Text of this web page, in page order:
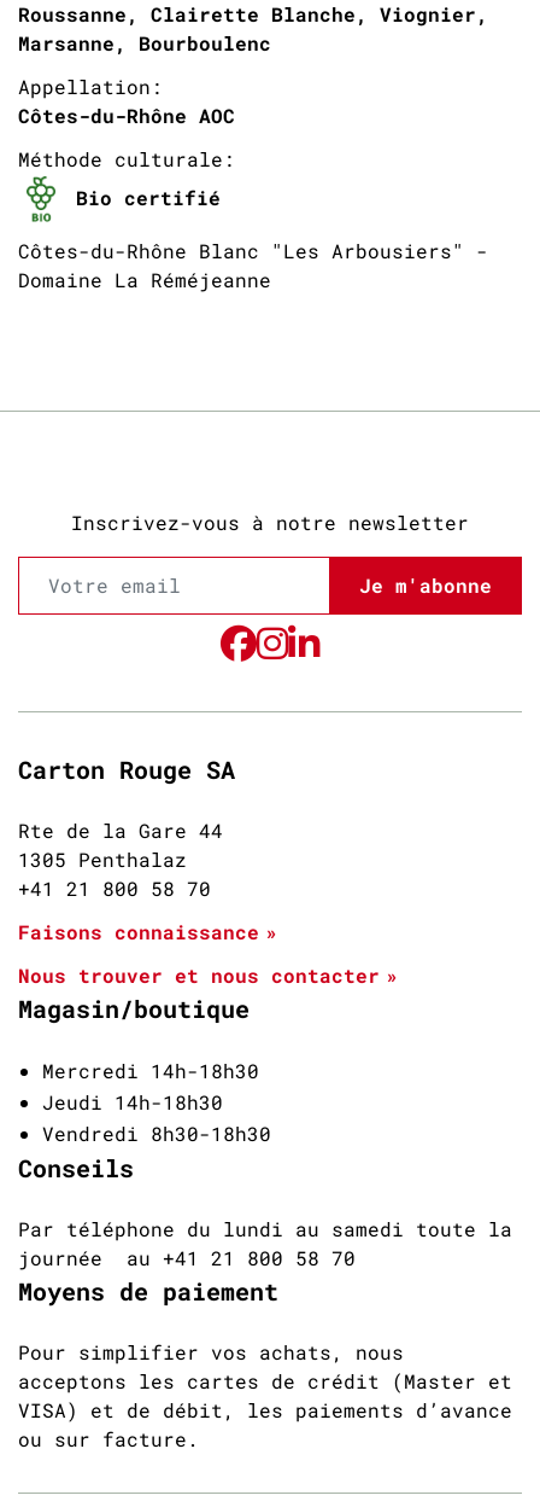
Roussanne, Clairette Blanche, Viognier,
Marsanne, Bourboulenc
Appellation:
Côtes-du-Rhône AOC
Méthode culturale:
Bio certifié
Côtes-du-Rhône Blanc "Les Arbousiers" -
Domaine La Réméjeanne
Inscrivez-vous à notre newsletter
Je m'abonne
Carton Rouge SA
Rte de la Gare 44
1305 Penthalaz
+41 21 800 58 70
Faisons connaissance
Nous trouver et nous contacter
Magasin/boutique
Mercredi 14h-18h30
Jeudi 14h-18h30
Vendredi 8h30-18h30
Conseils
Par téléphone du lundi au samedi toute la
journée au +41 21 800 58 70
Moyens de paiement
Pour simplifier vos achats, nous
acceptons les cartes de crédit (Master et
VISA) et de débit, les paiements d’avance
ou sur facture.